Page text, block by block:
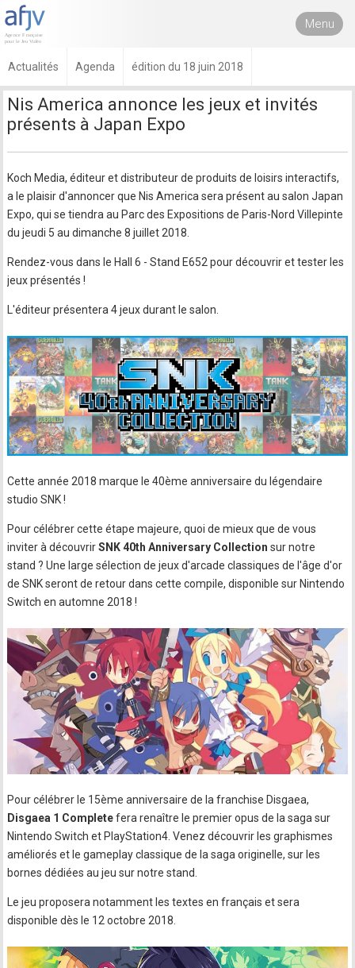
Menu
Actualités Agenda édition du 18 juin 2018
Nis America annonce les jeux et invités
présents à Japan Expo
Koch Media, éditeur et distributeur de produits de loisirs interactifs,
a le plaisir d'annoncer que Nis America sera présent au salon Japan
Expo, qui se tiendra au Parc des Expositions de Paris-Nord Villepinte
du jeudi 5 au dimanche 8 juillet 2018.
Rendez-vous dans le Hall 6 - Stand E652 pour découvrir et tester les
jeux présentés !
L'éditeur présentera 4 jeux durant le salon.
Cette année 2018 marque le 40ème anniversaire du légendaire
studio SNK !
Pour célébrer cette étape majeure, quoi de mieux que de vous
inviter à découvrirSNK 40th Anniversary Collection sur notre
stand ? Une large sélection de jeux d'arcade classiques de l'âge d'or
de SNK seront de retour dans cette compile, disponible sur Nintendo
Switch en automne 2018 !
Pour célébrer le 15ème anniversaire de la franchise Disgaea,
Disgaea 1 Completefera renaître le premier opus de la saga sur
Nintendo Switch et PlayStation4. Venez découvrir les graphismes
améliorés et le gameplay classique de la saga originelle, sur les
bornes dédiées au jeu sur notre stand.
Le jeu proposera notamment les textes en français et sera
disponible dès le 12 octobre 2018.